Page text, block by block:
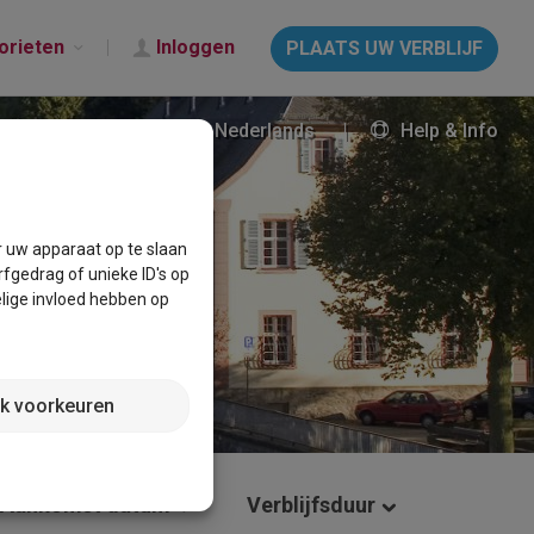
Inloggen PLAATS UW VERBLIJF
Nederlands Help & Info
Verblijfsduur
apparaat op te slaan
of unieke ID's op
invloed hebben op
voorkeuren